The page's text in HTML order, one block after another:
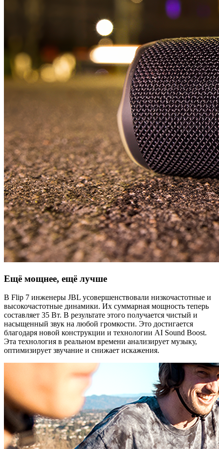
Ещё мощнее, ещё лучше
В Flip 7 инженеры JBL усовершенствовали низкочастотные и
высокочастотные динамики. Их суммарная мощность теперь
составляет 35 Вт. В результате этого получается чистый и
насыщенный звук на любой громкости. Это достигается
благодаря новой конструкции и технологии AI Sound Boost.
Эта технология в реальном времени анализирует музыку,
оптимизирует звучание и снижает искажения.